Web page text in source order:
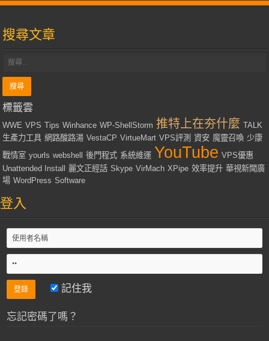
搜尋文章
標籤雲
WWE VPS Tips Winhance WP-ShellStorm 推特上在夯什麼 TALK
生產力工具 網路酸路湯 VestaCP VirtueMart VPS評測 資安 魔靈召喚 少康
戰情室 yourls webshell 後門程式 系統維運 YouTube VPS優惠
Unattended Install 麗文正經話 Skype VirMach XPipe 效率提升 華視新聞廣
場 WordPress Software
登入
記住我
忘記密碼了嗎？